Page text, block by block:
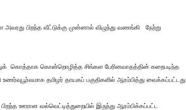
அவரது பிறந்த வீட்டுக்கு முன்னால் விழுந்து வணங்கி நேற்று
கொத்தாக கொன்றொழித்த சிங்கள பேரினவாதத்தின் கறைபடிந்த
தமிழர் தாயகப் பகுதிகளில் ஆரம்பித்து வைக்கப்பட்டது.
ஊரான வல்வெட்டித்துறையில் இருந்து ஆரம்பிக்கப்பட்ட